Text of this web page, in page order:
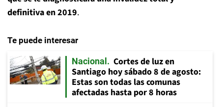
definitiva en 2019.
Te puede interesar
Nacional
Cortes de luz en
Santiago hoy sábado 8 de agosto:
Estas son todas las comunas
afectadas hasta por 8 horas